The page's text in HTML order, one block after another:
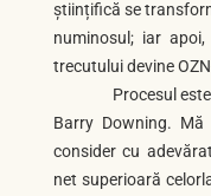
științifică se
numinosul; iar
trecutului devine
Procesul
Barry Downing.
consider cu
net superioară